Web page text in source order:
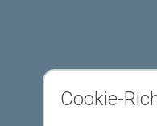
Cookie-